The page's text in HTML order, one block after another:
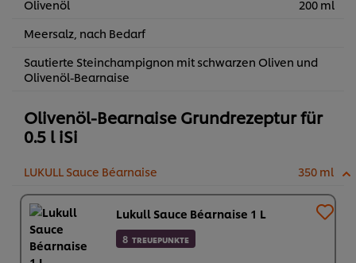
Olivenöl
200 ml
Meersalz, nach Bedarf
Sautierte Steinchampignon mit schwarzen Oliven und
Olivenöl-Bearnaise
Olivenöl-Bearnaise Grundrezeptur für
0.5 l iSi
LUKULL Sauce Béarnaise 350 ml
Lukull Sauce Béarnaise 1 L
8 TREUEPUNKTE